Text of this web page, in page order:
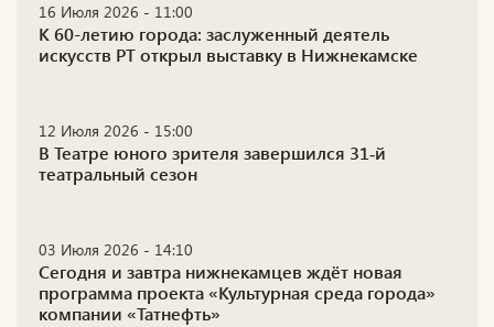
16 Июля 2026 - 11:00
К 60-летию города: заслуженный деятель
искусств РТ открыл выставку в Нижнекамске
12 Июля 2026 - 15:00
В Театре юного зрителя завершился 31‑й
театральный сезон
03 Июля 2026 - 14:10
Сегодня и завтра нижнекамцев ждёт новая
программа проекта «Культурная среда города»
компании «Татнефть»